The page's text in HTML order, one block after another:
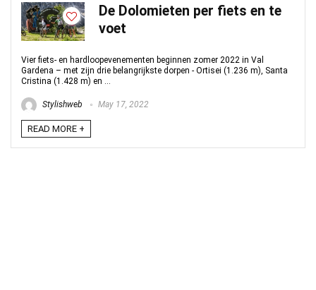
De Dolomieten per fiets en te
voet
Vier fiets- en hardloopevenementen beginnen zomer 2022 in Val
Gardena – met zijn drie belangrijkste dorpen - Ortisei (1.236 m), Santa
Cristina (1.428 m) en ...
Stylishweb May 17, 2022
READ MORE +